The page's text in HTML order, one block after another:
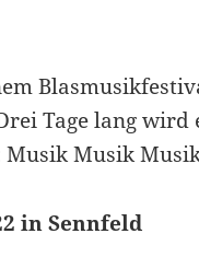
Tage lang wird
Musik Musik
in Sennfeld